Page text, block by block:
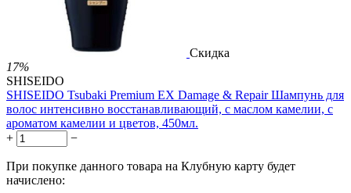
Скидка
17%
SHISEIDO
SHISEIDO Tsubaki Premium EX Damage & Repair Шампунь для
волос интенсивно восстанавливающий, с маслом камелии, с
ароматом камелии и цветов, 450мл.
+
−
При покупке данного товара на Клубную карту будет
начислено: